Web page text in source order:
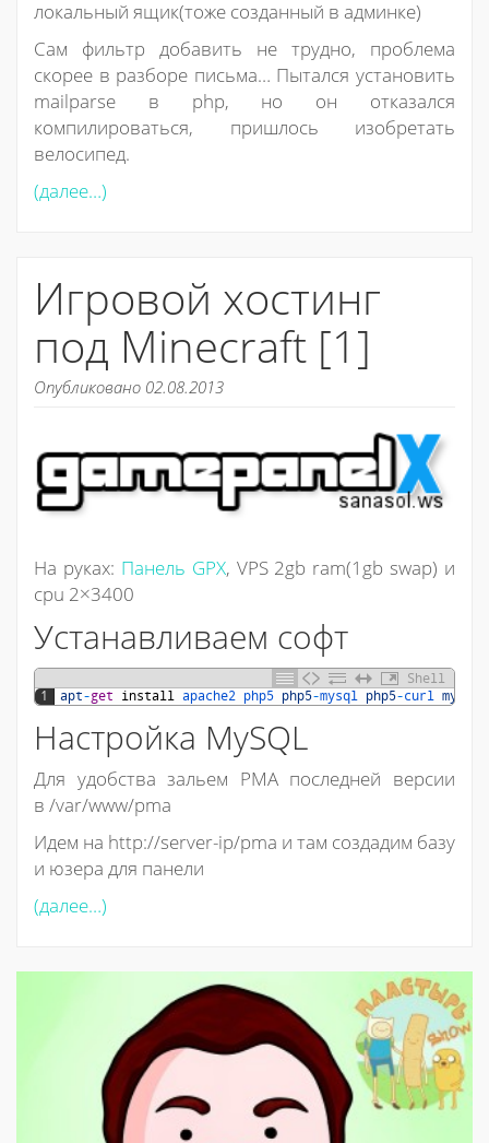
локальный ящик(тоже созданный в админке)
Сам фильтр добавить не трудно, проблема
скорее в разборе письма… Пытался установить
mailparse в php, но он отказался
компилироваться, пришлось изобретать
велосипед.
(далее…)
Игровой хостинг
под Minecraft [1]
Опубликовано 02.08.2013
На руках: Панель GPX, VPS 2gb ram(1gb swap) и
cpu 2×3400
Устанавливаем софт
Shell
1
apt-get install apache2 php5 php5-mysql php5-curl mysql
Настройка MySQL
Для удобства зальем PMA последней версии
в /var/www/pma
Идем на http://server-ip/pma и там создадим базу
и юзера для панели
(далее…)